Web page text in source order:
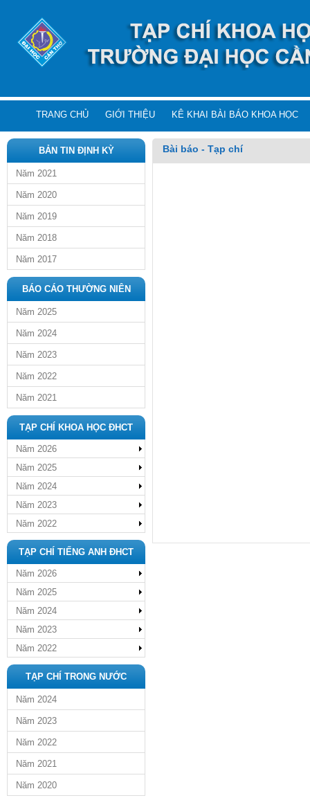
TRANG CHỦ GIỚI THIỆU KÊ KHAI BÀI BÁO KHOA HỌC
BẢN TIN ĐỊNH KỲ
Năm 2021
Năm 2020
Năm 2019
Năm 2018
Năm 2017
BÁO CÁO THƯỜNG NIÊN
Năm 2025
Năm 2024
Năm 2023
Năm 2022
Năm 2021
TẠP CHÍ KHOA HỌC ĐHCT
Năm 2026
Năm 2025
Năm 2024
Năm 2023
Năm 2022
TẠP CHÍ TIẾNG ANH ĐHCT
Năm 2026
Năm 2025
Năm 2024
Năm 2023
Năm 2022
TẠP CHÍ TRONG NƯỚC
Năm 2024
Năm 2023
Năm 2022
Năm 2021
Năm 2020
Bài báo - Tạp chí